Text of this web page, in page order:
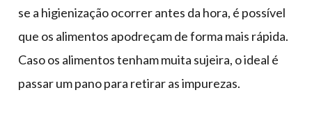
se a higienização ocorrer antes da hora, é possível
que os alimentos apodreçam de forma mais rápida.
Caso os alimentos tenham muita sujeira, o ideal é
passar um pano para retirar as impurezas.